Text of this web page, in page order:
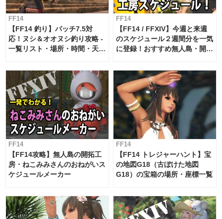
FF14
【FF14 釣り】パッチ7.5対
応！ヌシ＆オオヌシ釣り攻略 -
一覧リスト・場所・時間・天
FF14
【FF14 / FFXIV】今週と来週
のスケジュール２週間分を一気
に登録！おすすめ無人島・開拓
対応 / 毎週更新中】
FF14
【FF14攻略】無人島の開拓工
房・ねこみみさんのおねがいス
ケジュールメーカー
FF14
【FF14 トレジャーハント】宝
の地図G18（古ぼけた地図
G18）の宝箱の場所・座標一覧